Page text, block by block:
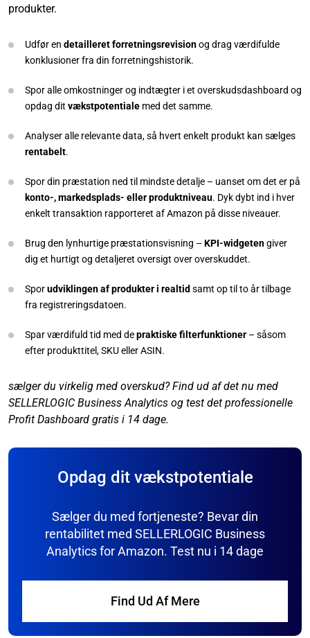
produkter.
Udfør en detailleret forretningsrevisionog drag værdifulde
konklusioner fra din forretningshistorik.
Spor alle omkostninger og indtægter i et overskudsdashboard og
opdag dit vækstpotentiale med det samme.
Analyser alle relevante data, så hvert enkelt produkt kan sælges
rentabelt.
Spor din præstation ned til mindste detalje – uanset om det er på
konto-, markedsplads- eller produktniveau. Dyk dybt ind i hver
enkelt transaktion rapporteret af Amazon på disse niveauer.
Brug den lynhurtige præstationsvisning – KPI-widgetengiver
dig et hurtigt og detaljeret oversigt over overskuddet.
Sporudviklingen af produkter i realtid samt op til to år tilbage
fra registreringsdatoen.
Spar værdifuld tid med depraktiskefilterfunktioner – såsom
efter produkttitel, SKU eller ASIN.
sælger du virkelig med overskud? Find ud af det nu med
SELLERLOGIC Business Analytics og test det professionelle
Profit Dashboard gratis i 14 dage.
Opdag dit vækstpotentiale
Sælger du med fortjeneste? Bevar din
rentabilitet med SELLERLOGIC Business
Analytics for Amazon. Test nu i 14 dage
Find Ud Af Mere